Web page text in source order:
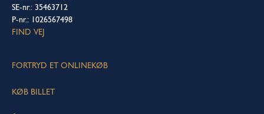
SE-nr.: 35463712
P-nr.: 1026567498
FIND VEJ
FORTRYD ET ONLINEKØB
KØB BILLET